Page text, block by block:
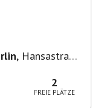
, Hansastraße
2
FREIE PLÄTZE